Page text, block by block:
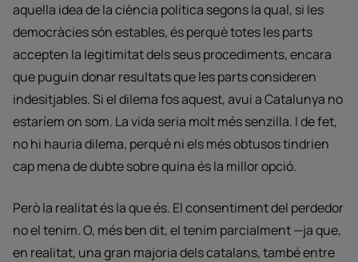
aquella idea de la ciència política segons la qual, si les
democràcies són estables, és perquè totes les parts
accepten la legitimitat dels seus procediments, encara
que puguin donar resultats que les parts consideren
indesitjables. Si el dilema fos aquest, avui a Catalunya no
estaríem on som. La vida seria molt més senzilla. I de fet,
no hi hauria dilema, perquè ni els més obtusos tindrien
cap mena de dubte sobre quina és la millor opció.
Però la realitat és la que és. El consentiment del perdedor
no el tenim. O, més ben dit, el tenim parcialment —ja que,
en realitat, una gran majoria dels catalans, també entre